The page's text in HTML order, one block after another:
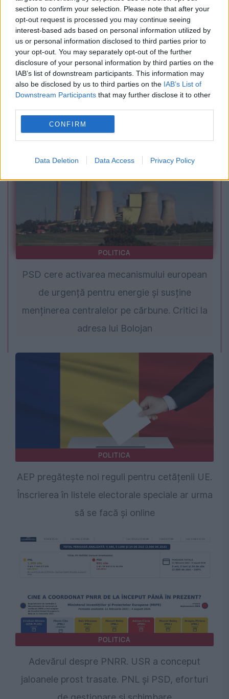
section to confirm your selection. Please note that after your
opt-out request is processed you may continue seeing
interest-based ads based on personal information utilized by
us or personal information disclosed to third parties prior to
your opt-out. You may separately opt-out of the further
disclosure of your personal information by third parties on the
IAB’s list of downstream participants. This information may
also be disclosed by us to third parties on the IAB’s List of
Downstream Participants that may further disclose it to other
CONFIRM
Data Deletion Data Access Privacy Policy
POLITICA
Rețeaua din spatele campaniei AUR pentru
suspendarea președintelui Nicușor Dan.
Milioane de lei, propagandă și conexiuni
POLITICA
PSD cere activarea mecanismului european
de urgență pentru energie și susține
menținerea centralelor pe cărbune. Critici la
adresa lui Bolojan
POLITICA
AEP pregătește noi reguli pentru cetățenii UE.
Înscrierea în listele electorale speciale ar urma
să se facă și online
POLITICA
Adevărul despre PNRR. USR a conceput
jaloanele prost trasate. PNL și PSD, eforturi